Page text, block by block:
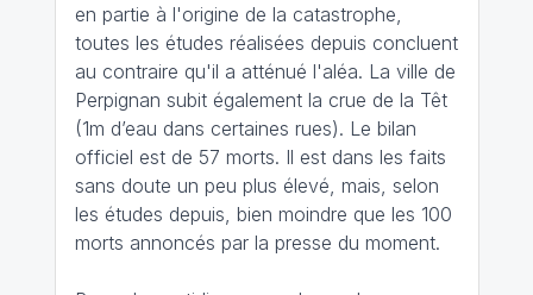
en partie à l'origine de la catastrophe,
toutes les études réalisées depuis concluent
au contraire qu'il a atténué l'aléa. La ville de
Perpignan subit également la crue de la Têt
(1m d’eau dans certaines rues). Le bilan
officiel est de 57 morts. Il est dans les faits
sans doute un peu plus élevé, mais, selon
les études depuis, bien moindre que les 100
morts annoncés par la presse du moment.